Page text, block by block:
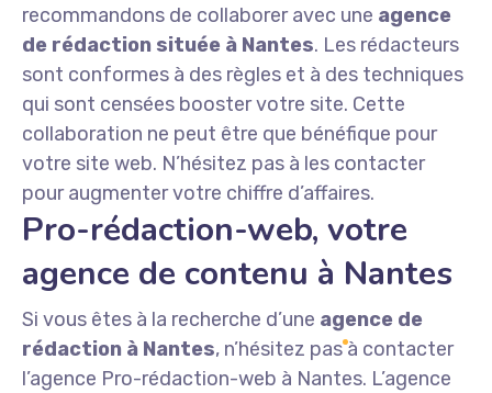
recommandons de collaborer avec une agence
de rédaction située à Nantes. Les rédacteurs
sont conformes à des règles et à des techniques
qui sont censées booster votre site. Cette
collaboration ne peut être que bénéfique pour
votre site web. N’hésitez pas à les contacter
pour augmenter votre chiffre d’affaires.
Pro-rédaction-web, votre
agence de contenu à Nantes
Si vous êtes à la recherche d’une agence de
rédaction à Nantes, n’hésitez pas à contacter
l’agence Pro-rédaction-web à Nantes. L’agence